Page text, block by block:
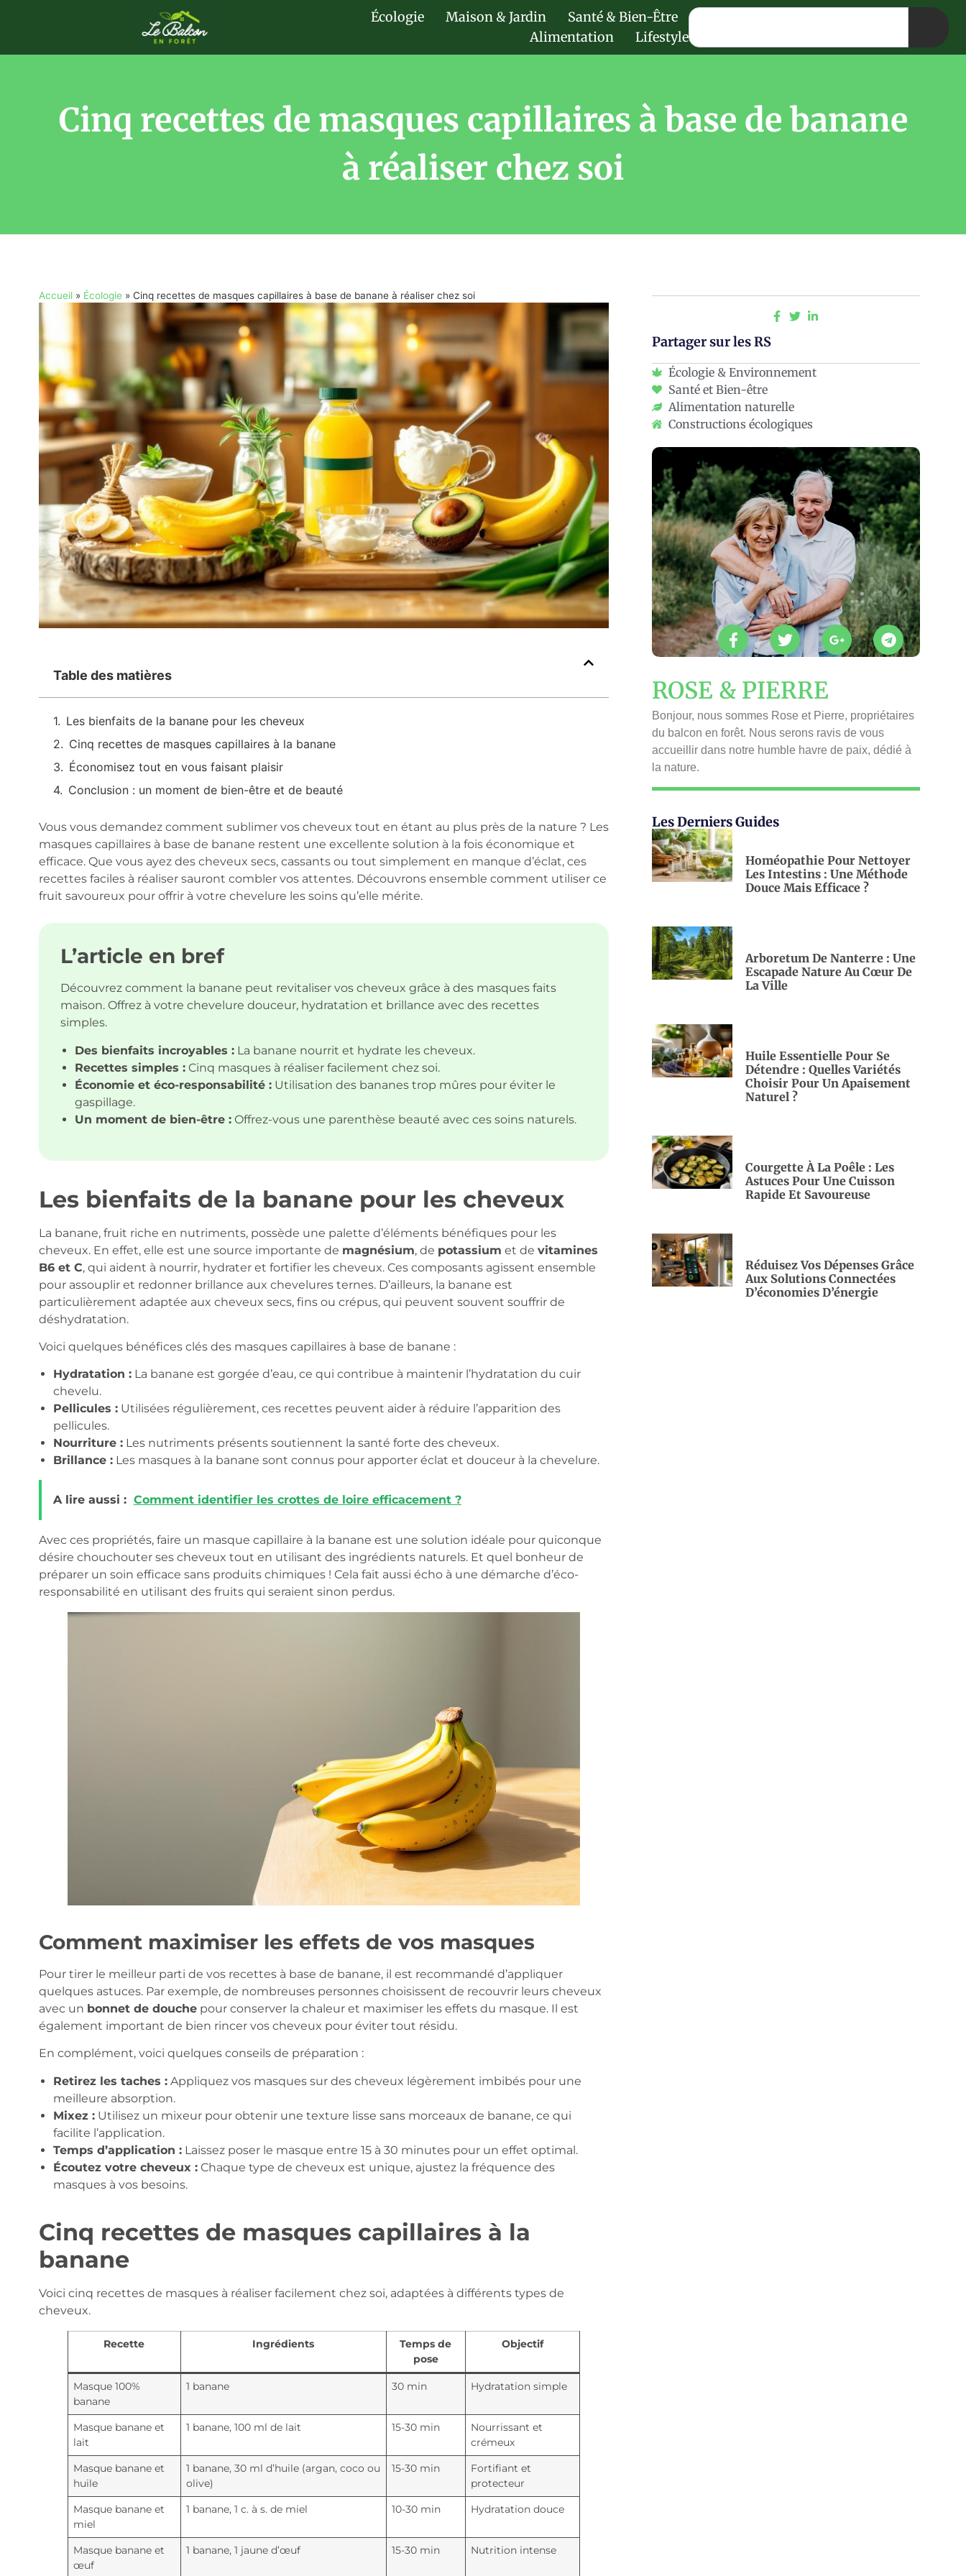
Écologie Maison & Jardin
Santé & Bien-Être
Alimentation
Lifestyle
Cinq recettes de masques capillaires à base de banane
à réaliser chez soi
Accueil» Écologie » Cinq recettes de masques capillaires à base de banane à réaliser chez soi
Table des matières
Les bienfaits de la banane pour les cheveux
Cinq recettes de masques capillaires à la banane
Économisez tout en vous faisant plaisir
Conclusion : un moment de bien-être et de beauté
Vous vous demandez comment sublimer vos cheveux tout en étant au plus près de la nature ? Les
masques capillaires à base de banane restent une excellente solution à la fois économique et
efficace. Que vous ayez des cheveux secs, cassants ou tout simplement en manque d’éclat, ces
recettes faciles à réaliser sauront combler vos attentes. Découvrons ensemble comment utiliser ce
fruit savoureux pour offrir à votre chevelure les soins qu’elle mérite.
L’article en bref
Découvrez comment la banane peut revitaliser vos cheveux grâce à des masques faits
maison. Offrez à votre chevelure douceur, hydratation et brillance avec des recettes
simples.
Des bienfaits incroyables :La banane nourrit et hydrate les cheveux.
Recettes simples :Cinq masques à réaliser facilement chez soi.
Économie et éco-responsabilité :Utilisation des bananes trop mûres pour éviter le
gaspillage.
Un moment de bien-être :Offrez-vous une parenthèse beauté avec ces soins naturels.
Les bienfaits de la banane pour les cheveux
La banane, fruit riche en nutriments, possède une palette d’éléments bénéfiques pour les
cheveux. En effet, elle est une source importante de magnésium, de potassium et de vitamines
B6 et C, qui aident à nourrir, hydrater et fortifier les cheveux. Ces composants agissent ensemble
pour assouplir et redonner brillance aux chevelures ternes. D’ailleurs, la banane est
particulièrement adaptée aux cheveux secs, fins ou crépus, qui peuvent souvent souffrir de
déshydratation.
Voici quelques bénéfices clés des masques capillaires à base de banane :
Hydratation :La banane est gorgée d’eau, ce qui contribue à maintenir l’hydratation du cuir
chevelu.
Pellicules :Utilisées régulièrement, ces recettes peuvent aider à réduire l’apparition des
pellicules.
Nourriture :Les nutriments présents soutiennent la santé forte des cheveux.
Brillance :Les masques à la banane sont connus pour apporter éclat et douceur à la chevelure.
A lire aussi : Comment identifier les crottes de loire efficacement ?
Avec ces propriétés, faire un masque capillaire à la banane est une solution idéale pour quiconque
désire chouchouter ses cheveux tout en utilisant des ingrédients naturels. Et quel bonheur de
préparer un soin efficace sans produits chimiques ! Cela fait aussi écho à une démarche d’éco-
responsabilité en utilisant des fruits qui seraient sinon perdus.
Comment maximiser les effets de vos masques
Pour tirer le meilleur parti de vos recettes à base de banane, il est recommandé d’appliquer
quelques astuces. Par exemple, de nombreuses personnes choisissent de recouvrir leurs cheveux
avec un bonnet de douchepour conserver la chaleur et maximiser les effets du masque. Il est
également important de bien rincer vos cheveux pour éviter tout résidu.
En complément, voici quelques conseils de préparation :
Retirez les taches :Appliquez vos masques sur des cheveux légèrement imbibés pour une
meilleure absorption.
Mixez :Utilisez un mixeur pour obtenir une texture lisse sans morceaux de banane, ce qui
facilite l’application.
Temps d’application :Laissez poser le masque entre 15 à 30 minutes pour un effet optimal.
Écoutez votre cheveux :Chaque type de cheveux est unique, ajustez la fréquence des
masques à vos besoins.
Cinq recettes de masques capillaires à la
banane
Voici cinq recettes de masques à réaliser facilement chez soi, adaptées à différents types de
cheveux.
Recette Ingrédients
Temps de
pose
Objectif
Masque 100%
banane
1 banane 30 min Hydratation simple
Masque banane et
lait
1 banane, 100 ml de lait 15-30 min
Nourrissant et
crémeux
Masque banane et
huile
1 banane, 30 ml d’huile (argan, coco ou
olive)
15-30 min
Fortifiant et
protecteur
Masque banane et
miel
1 banane, 1 c. à s. de miel 10-30 min Hydratation douce
Masque banane et
œuf
1 banane, 1 jaune d’œuf 15-30 min Nutrition intense
Partager sur les RS
Écologie & Environnement
Santé et Bien-être
Alimentation naturelle
Constructions écologiques
ROSE & PIERRE
Bonjour, nous sommes Rose et Pierre, propriétaires
du balcon en forêt. Nous serons ravis de vous
accueillir dans notre humble havre de paix, dédié à
la nature.
Les Derniers Guides
Homéopathie Pour Nettoyer
Les Intestins : Une Méthode
Douce Mais Efficace ?
Arboretum De Nanterre : Une
Escapade Nature Au Cœur De
La Ville
Huile Essentielle Pour Se
Détendre : Quelles Variétés
Choisir Pour Un Apaisement
Naturel ?
Courgette À La Poêle : Les
Astuces Pour Une Cuisson
Rapide Et Savoureuse
Réduisez Vos Dépenses Grâce
Aux Solutions Connectées
D’économies D’énergie